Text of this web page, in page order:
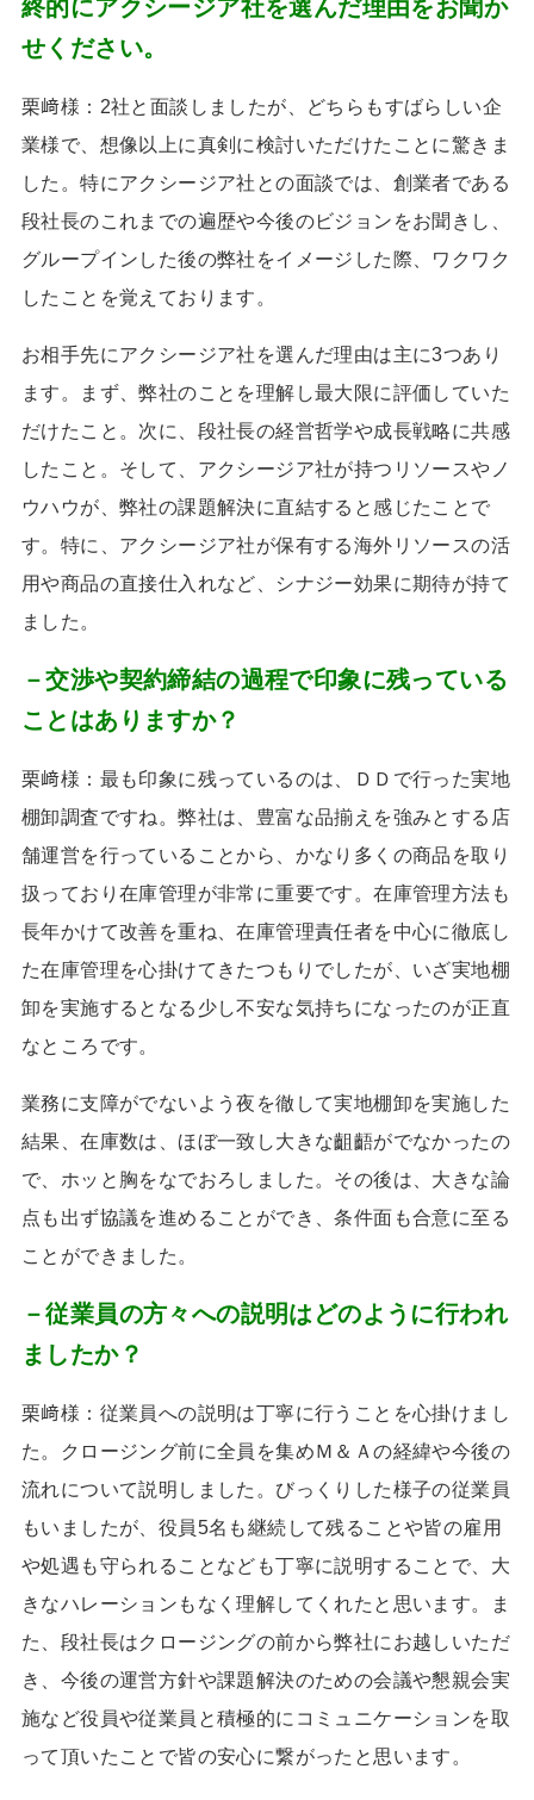
終的にアクシージア社を選んだ理由をお聞か
せください。
栗﨑様：2社と面談しましたが、どちらもすばらしい企
業様で、想像以上に真剣に検討いただけたことに驚きま
した。特にアクシージア社との面談では、創業者である
段社長のこれまでの遍歴や今後のビジョンをお聞きし、
グループインした後の弊社をイメージした際、ワクワク
したことを覚えております。
お相手先にアクシージア社を選んだ理由は主に3つあり
ます。まず、弊社のことを理解し最大限に評価していた
だけたこと。次に、段社長の経営哲学や成長戦略に共感
したこと。そして、アクシージア社が持つリソースやノ
ウハウが、弊社の課題解決に直結すると感じたことで
す。特に、アクシージア社が保有する海外リソースの活
用や商品の直接仕入れなど、シナジー効果に期待が持て
ました。
－交渉や契約締結の過程で印象に残っている
ことはありますか？
栗﨑様：最も印象に残っているのは、ＤＤで行った実地
棚卸調査ですね。弊社は、豊富な品揃えを強みとする店
舗運営を行っていることから、かなり多くの商品を取り
扱っており在庫管理が非常に重要です。在庫管理方法も
長年かけて改善を重ね、在庫管理責任者を中心に徹底し
た在庫管理を心掛けてきたつもりでしたが、いざ実地棚
卸を実施するとなる少し不安な気持ちになったのが正直
なところです。
業務に支障がでないよう夜を徹して実地棚卸を実施した
結果、在庫数は、ほぼ一致し大きな齟齬がでなかったの
で、ホッと胸をなでおろしました。その後は、大きな論
点も出ず協議を進めることができ、条件面も合意に至る
ことができました。
－従業員の方々への説明はどのように行われ
ましたか？
栗﨑様：従業員への説明は丁寧に行うことを心掛けまし
た。クロージング前に全員を集めＭ＆Ａの経緯や今後の
流れについて説明しました。びっくりした様子の従業員
もいましたが、役員5名も継続して残ることや皆の雇用
や処遇も守られることなども丁寧に説明することで、大
きなハレーションもなく理解してくれたと思います。ま
た、段社長はクロージングの前から弊社にお越しいただ
き、今後の運営方針や課題解決のための会議や懇親会実
施など役員や従業員と積極的にコミュニケーションを取
って頂いたことで皆の安心に繋がったと思います。